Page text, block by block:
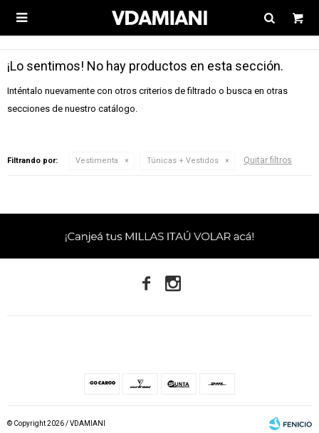

¡Lo sentimos! No hay productos en esta sección.
Inténtalo nuevamente con otros criterios de filtrado o busca en otras
secciones de nuestro catálogo.
Filtrando por: Vestimenta Túnicas + Vestidos Quitar filtros
 
© Copyright 2026 / VDAMIANI